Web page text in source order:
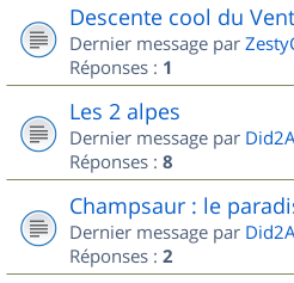
Descente cool du
Dernier message par
Réponses : 1
Les 2 alpes
Dernier message par Did2A
Réponses : 8
Champsaur : le
Dernier message par Did2A
Réponses : 2